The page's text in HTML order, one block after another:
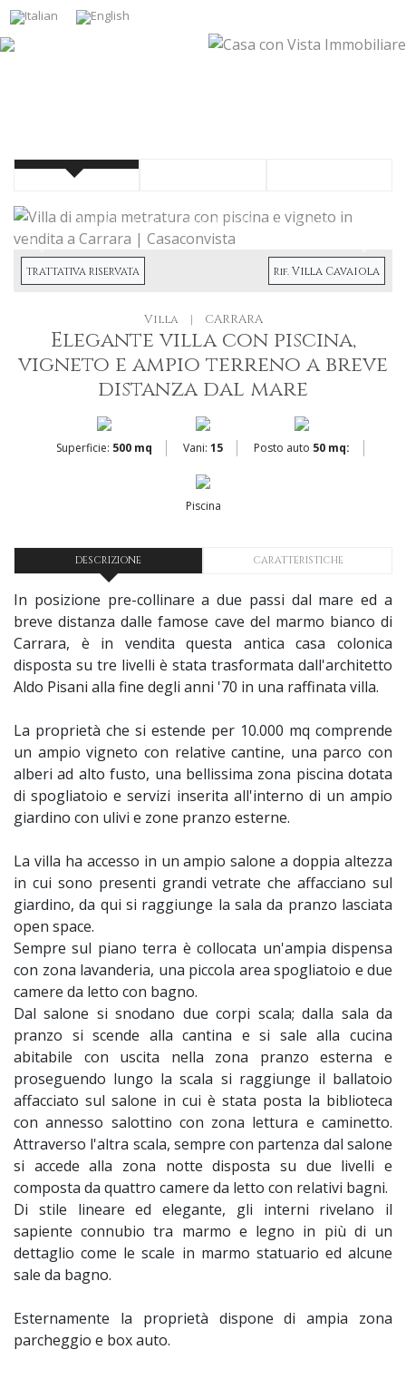
Precendete
TRATTATIVA RISERVATA Rif. Villa Cavaiola
Villa | CARRARA
Elegante villa con piscina,
vigneto e ampio terreno a breve
distanza dal mare
Superficie: 500 mq Vani: 15 Posto auto 50 mq:
Piscina
DESCRIZIONE CARATTERISTICHE
In posizione pre-collinare a due passi dal mare ed a
breve distanza dalle famose cave del marmo bianco di
Carrara, è in vendita questa antica casa colonica
disposta su tre livelli è stata trasformata dall'architetto
Aldo Pisani alla fine degli anni '70 in una raffinata villa.
La proprietà che si estende per 10.000 mq comprende
un ampio vigneto con relative cantine, una parco con
alberi ad alto fusto, una bellissima zona piscina dotata
di spogliatoio e servizi inserita all'interno di un ampio
giardino con ulivi e zone pranzo esterne.
La villa ha accesso in un ampio salone a doppia altezza
in cui sono presenti grandi vetrate che affacciano sul
giardino, da qui si raggiunge la sala da pranzo lasciata
open space.
Sempre sul piano terra è collocata un'ampia dispensa
con zona lavanderia, una piccola area spogliatoio e due
camere da letto con bagno.
Dal salone si snodano due corpi scala; dalla sala da
pranzo si scende alla cantina e si sale alla cucina
abitabile con uscita nella zona pranzo esterna e
proseguendo lungo la scala si raggiunge il ballatoio
affacciato sul salone in cui è stata posta la biblioteca
con annesso salottino con zona lettura e caminetto.
Attraverso l'altra scala, sempre con partenza dal salone
si accede alla zona notte disposta su due livelli e
composta da quattro camere da letto con relativi bagni.
Di stile lineare ed elegante, gli interni rivelano il
sapiente connubio tra marmo e legno in più di un
dettaglio come le scale in marmo statuario ed alcune
sale da bagno.
Esternamente la proprietà dispone di ampia zona
parcheggio e box auto.